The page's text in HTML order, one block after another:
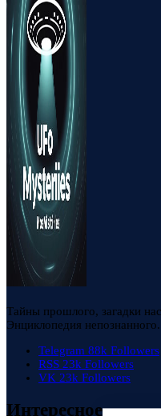
Тайны прошлого, загадки
Энциклопедия непознанного.
Telegram 88k Followers
RSS 23k Followers
VK 23k Followers
Интересное